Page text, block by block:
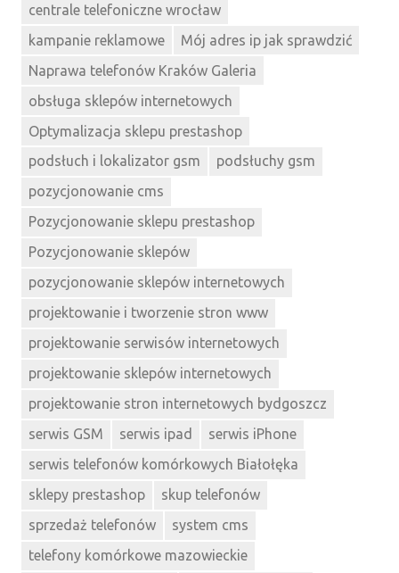
centrale telefoniczne wrocław
kampanie reklamowe
Mój adres ip jak sprawdzić
Naprawa telefonów Kraków Galeria
obsługa sklepów internetowych
Optymalizacja sklepu prestashop
podsłuch i lokalizator gsm
podsłuchy gsm
pozycjonowanie cms
Pozycjonowanie sklepu prestashop
Pozycjonowanie sklepów
pozycjonowanie sklepów internetowych
projektowanie i tworzenie stron www
projektowanie serwisów internetowych
projektowanie sklepów internetowych
projektowanie stron internetowych bydgoszcz
serwis GSM
serwis ipad
serwis iPhone
serwis telefonów komórkowych Białołęka
sklepy prestashop
skup telefonów
sprzedaż telefonów
system cms
telefony komórkowe mazowieckie